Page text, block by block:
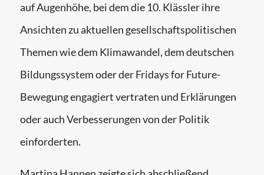
auf Augenhöhe, bei dem die 10. Klässler ihre
Ansichten zu aktuellen gesellschaftspolitischen
Themen wie dem Klimawandel, dem deutschen
Bildungssystem oder der Fridays for Future-
Bewegung engagiert vertraten und Erklärungen
oder auch Verbesserungen von der Politik
einforderten.